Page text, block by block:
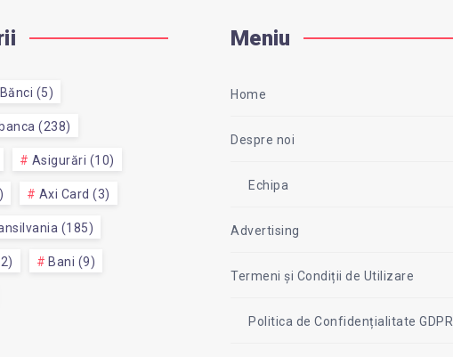
(5)
(238)
Asigurări (10)
Axi Card (3)
(185)
Bani (9)
Meniu
Home
Despre noi
Echipa
Advertising
Termeni și Condiții de Utilizare
Politica de Confidențialitate GDPR